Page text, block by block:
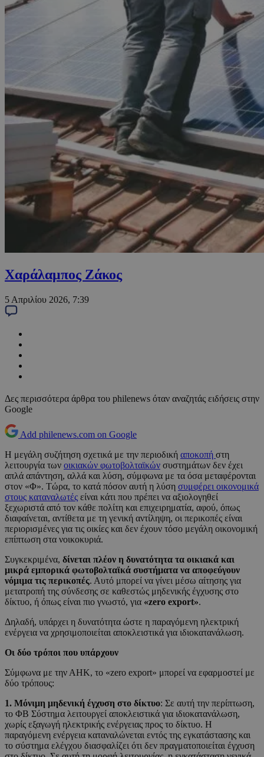
Χαράλαμπος Ζάκος
5 Απριλίου 2026, 7:39
Δες περισσότερα άρθρα του philenews όταν αναζητάς ειδήσεις στην
Google
Add philenews.com on Google
Η μεγάλη συζήτηση σχετικά με την περιοδική αποκοπή στη
λειτουργία των οικιακών φωτοβολταϊκών συστημάτων δεν έχει
απλά απάντηση, αλλά και λύση, σύμφωνα με τα όσα μεταφέρονται
στον «Φ». Τώρα, το κατά πόσον αυτή η λύση συμφέρει οικονομικά
στους καταναλωτές είναι κάτι που πρέπει να αξιολογηθεί
ξεχωριστά από τον κάθε πολίτη και επιχειρηματία, αφού, όπως
διαφαίνεται, αντίθετα με τη γενική αντίληψη, οι περικοπές είναι
περιορισμένες για τις οικίες και δεν έχουν τόσο μεγάλη οικονομική
επίπτωση στα νοικοκυριά.
Συγκεκριμένα, δίνεται πλέον η δυνατότητα τα οικιακά και
μικρά εμπορικά φωτοβολταϊκά συστήματα να αποφεύγουν
νόμιμα τις περικοπές. Αυτό μπορεί να γίνει μέσω αίτησης για
μετατροπή της σύνδεσης σε καθεστώς μηδενικής έγχυσης στο
δίκτυο, ή όπως είναι πιο γνωστό, για «zero export».
Δηλαδή, υπάρχει η δυνατότητα ώστε η παραγόμενη ηλεκτρική
ενέργεια να χρησιμοποιείται αποκλειστικά για ιδιοκατανάλωση.
Οι δύο τρόποι που υπάρχουν
Σύμφωνα με την ΑΗΚ, το «zero export» μπορεί να εφαρμοστεί με
δύο τρόπους:
1. Μόνιμη μηδενική έγχυση στο δίκτυο: Σε αυτή την περίπτωση,
το ΦΒ Σύστημα λειτουργεί αποκλειστικά για ιδιοκατανάλωση,
χωρίς εξαγωγή ηλεκτρικής ενέργειας προς το δίκτυο. Η
παραγόμενη ενέργεια καταναλώνεται εντός της εγκατάστασης και
το σύστημα ελέγχου διασφαλίζει ότι δεν πραγματοποιείται έγχυση